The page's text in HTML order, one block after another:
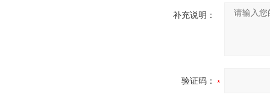
补充说明：
验证码：